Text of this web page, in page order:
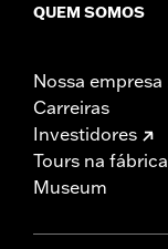
QUEM SOMOS
Nossa empresa
Carreiras
Investidores
Tours na fábrica
Museum